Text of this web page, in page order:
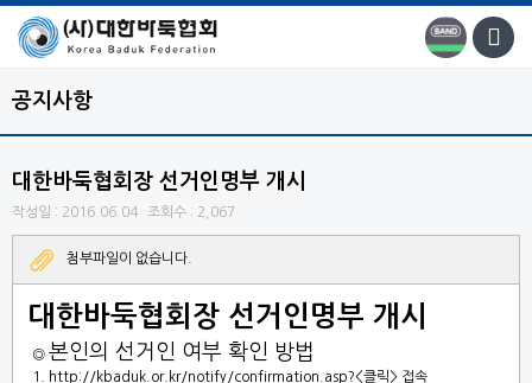
공지사항
대한바둑협회장 선거인명부 개시
작성일 : 2016.06.04 조회수 : 2,067
첨부파일이 없습니다.
대한바둑협회장 선거인명부 개시
◎ 본인의 선거인 여부 확인 방법
1. http://kbaduk.or.kr/notify/confirmation.asp?<클릭> 접속